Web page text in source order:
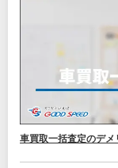
車買取一括査定のデ